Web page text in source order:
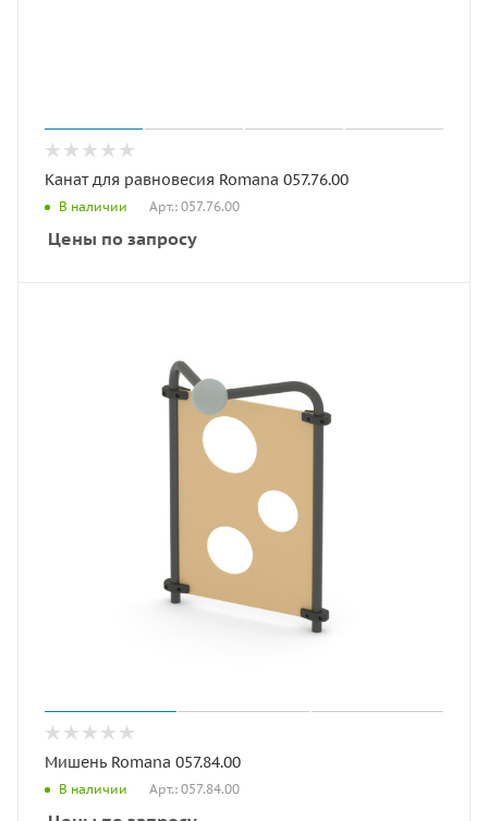
Канат для равновесия Romana 057.76.00
В наличии Арт.: 057.76.00
Цены по запросу
Мишень Romana 057.84.00
В наличии Арт.: 057.84.00